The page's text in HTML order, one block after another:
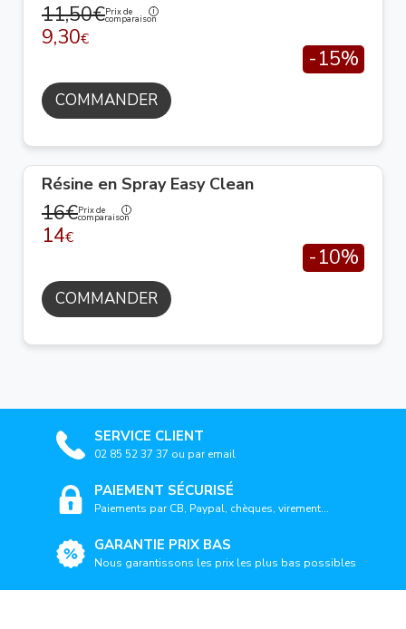
11,50€Prix de
comparaison
9,30€
-15%
COMMANDER
Résine en Spray Easy Clean
16€Prix de
comparaison
14€
-10%
COMMANDER
SERVICE CLIENT
02 85 52 37 37 ou par email
PAIEMENT SÉCURISÉ
Paiements par CB, Paypal, chèques, virement...
GARANTIE PRIX BAS
Nous garantissons les prix les plus bas possibles